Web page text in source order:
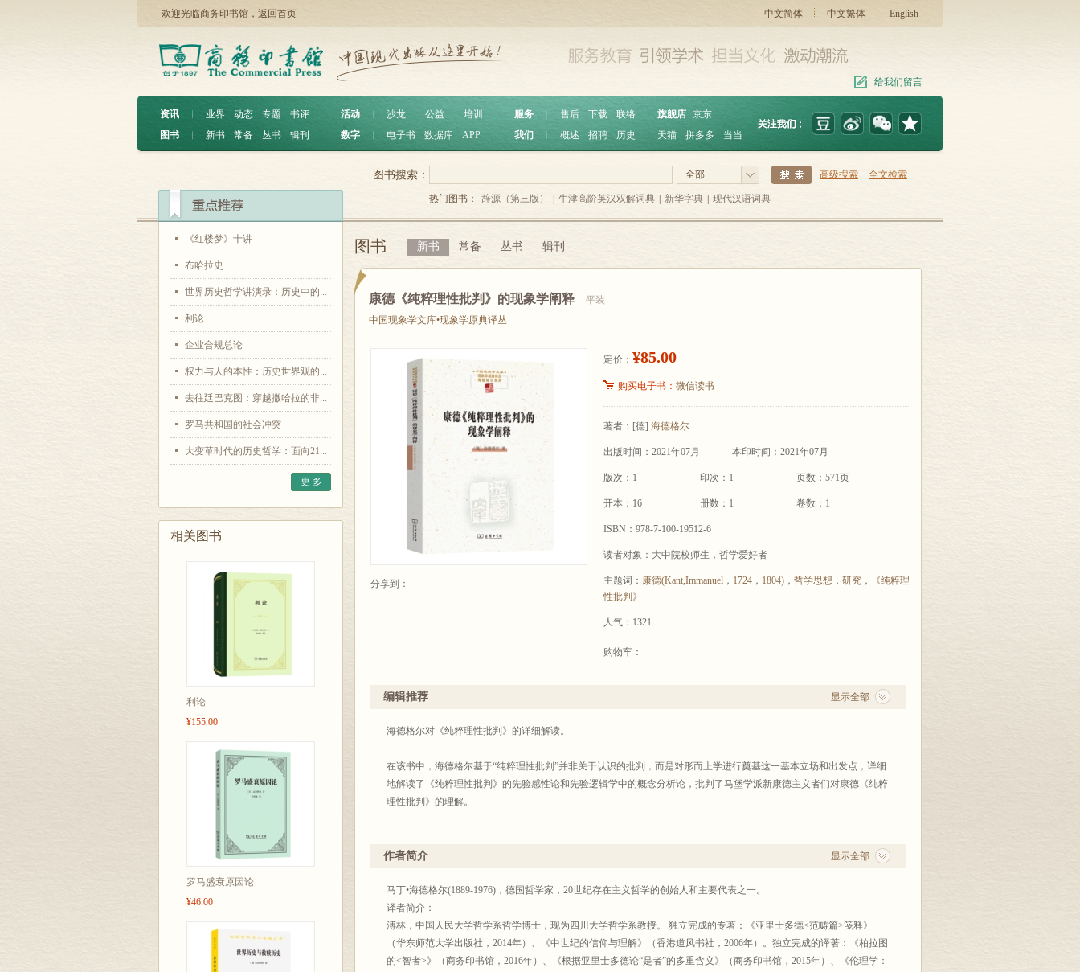
欢迎光临商务印书馆， 返回首页 中文简体 中文繁体 English
给我们留言
资讯 ︱ 业界 动态 专题
书评
图书
︱ 新书 常备 丛书 辑刊
活动 沙龙 公益
培训
数字
电子书 数据库 APP
服务 ︱ 售后 下载
联络
我们
概述 招聘 历史
旗舰店 京东
天猫
拼多多 当当
《红楼梦》十讲
布哈拉史
世界历史哲学讲演录：历史中的...
利论
企业合规总论
权力与人的本性：历史世界观的...
去往廷巴克图：穿越撒哈拉的非...
罗马共和国的社会冲突
大变革时代的历史哲学：面向21...
更 多
相关图书
利论
¥155.00
罗马盛衰原因论
¥46.00
全部 高级搜索 全文检索
图书搜索：
热门图书： 辞源（第三版） 牛津高阶英汉双解词典 新华字典 现代汉语词典
图书 新书 常备 丛书 辑刊
康德《纯粹理性批判》的现象学阐释
平装
中国现象学文库•现象学原典译丛
分享到：
定价： ¥85.00
购买电子书： 微信读书
著者： [德] 海德格尔
出版时间：2021年07月 本印时间：2021年07月
版次：1 印次：1 页数：571页
开本：16 册数：1 卷数：1
ISBN：978-7-100-19512-6
读者对象：大中院校师生，哲学爱好者
主题词： 康德(Kant,Immanuel ， 1724 ， 1804) ， 哲学思想 ， 研究 ，
《纯粹理
性批判》
人气：1321
购物车：
显示全部
编辑推荐
海德格尔对《纯粹理性批判》的详细解读。
在该书中，海德格尔基于“纯粹理性批判”并非关于认识的批判，而是对形而上学进行奠基这一基本立场和出发点，详细
地解读了《纯粹理性批判》的先验感性论和先验逻辑学中的概念分析论，批判了马堡学派新康德主义者们对康德《纯粹
理性批判》的理解。
显示全部
作者简介
马丁•海德格尔(1889-1976)，德国哲学家，20世纪存在主义哲学的创始人和主要代表之一。
译者简介：
溥林，中国人民大学哲学系哲学博士，现为四川大学哲学系教授。 独立完成的专著：《亚里士多德<范畴篇>笺释》
（华东师范大学出版社，2014年）、《中世纪的信仰与理解》（香港道风书社，2006年）。独立完成的译著：《柏拉图
的<智者>》（商务印书馆，2016年）、《根据亚里士多德论“是者”的多重含义》（商务印书馆，2015年）、《伦理学：